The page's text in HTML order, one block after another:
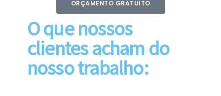
ORÇAMENTO GRATUITO
O que nossos
clientes acham do
nosso trabalho: